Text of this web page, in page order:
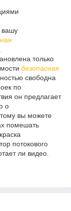
вашу
​​только
безопасная
свободна
по
он предлагает
о
вы можете
помешать
потокового
ли видео.